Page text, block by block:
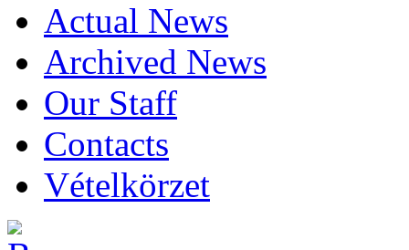
Actual News
Archived News
Our Staff
Contacts
Vételkörzet